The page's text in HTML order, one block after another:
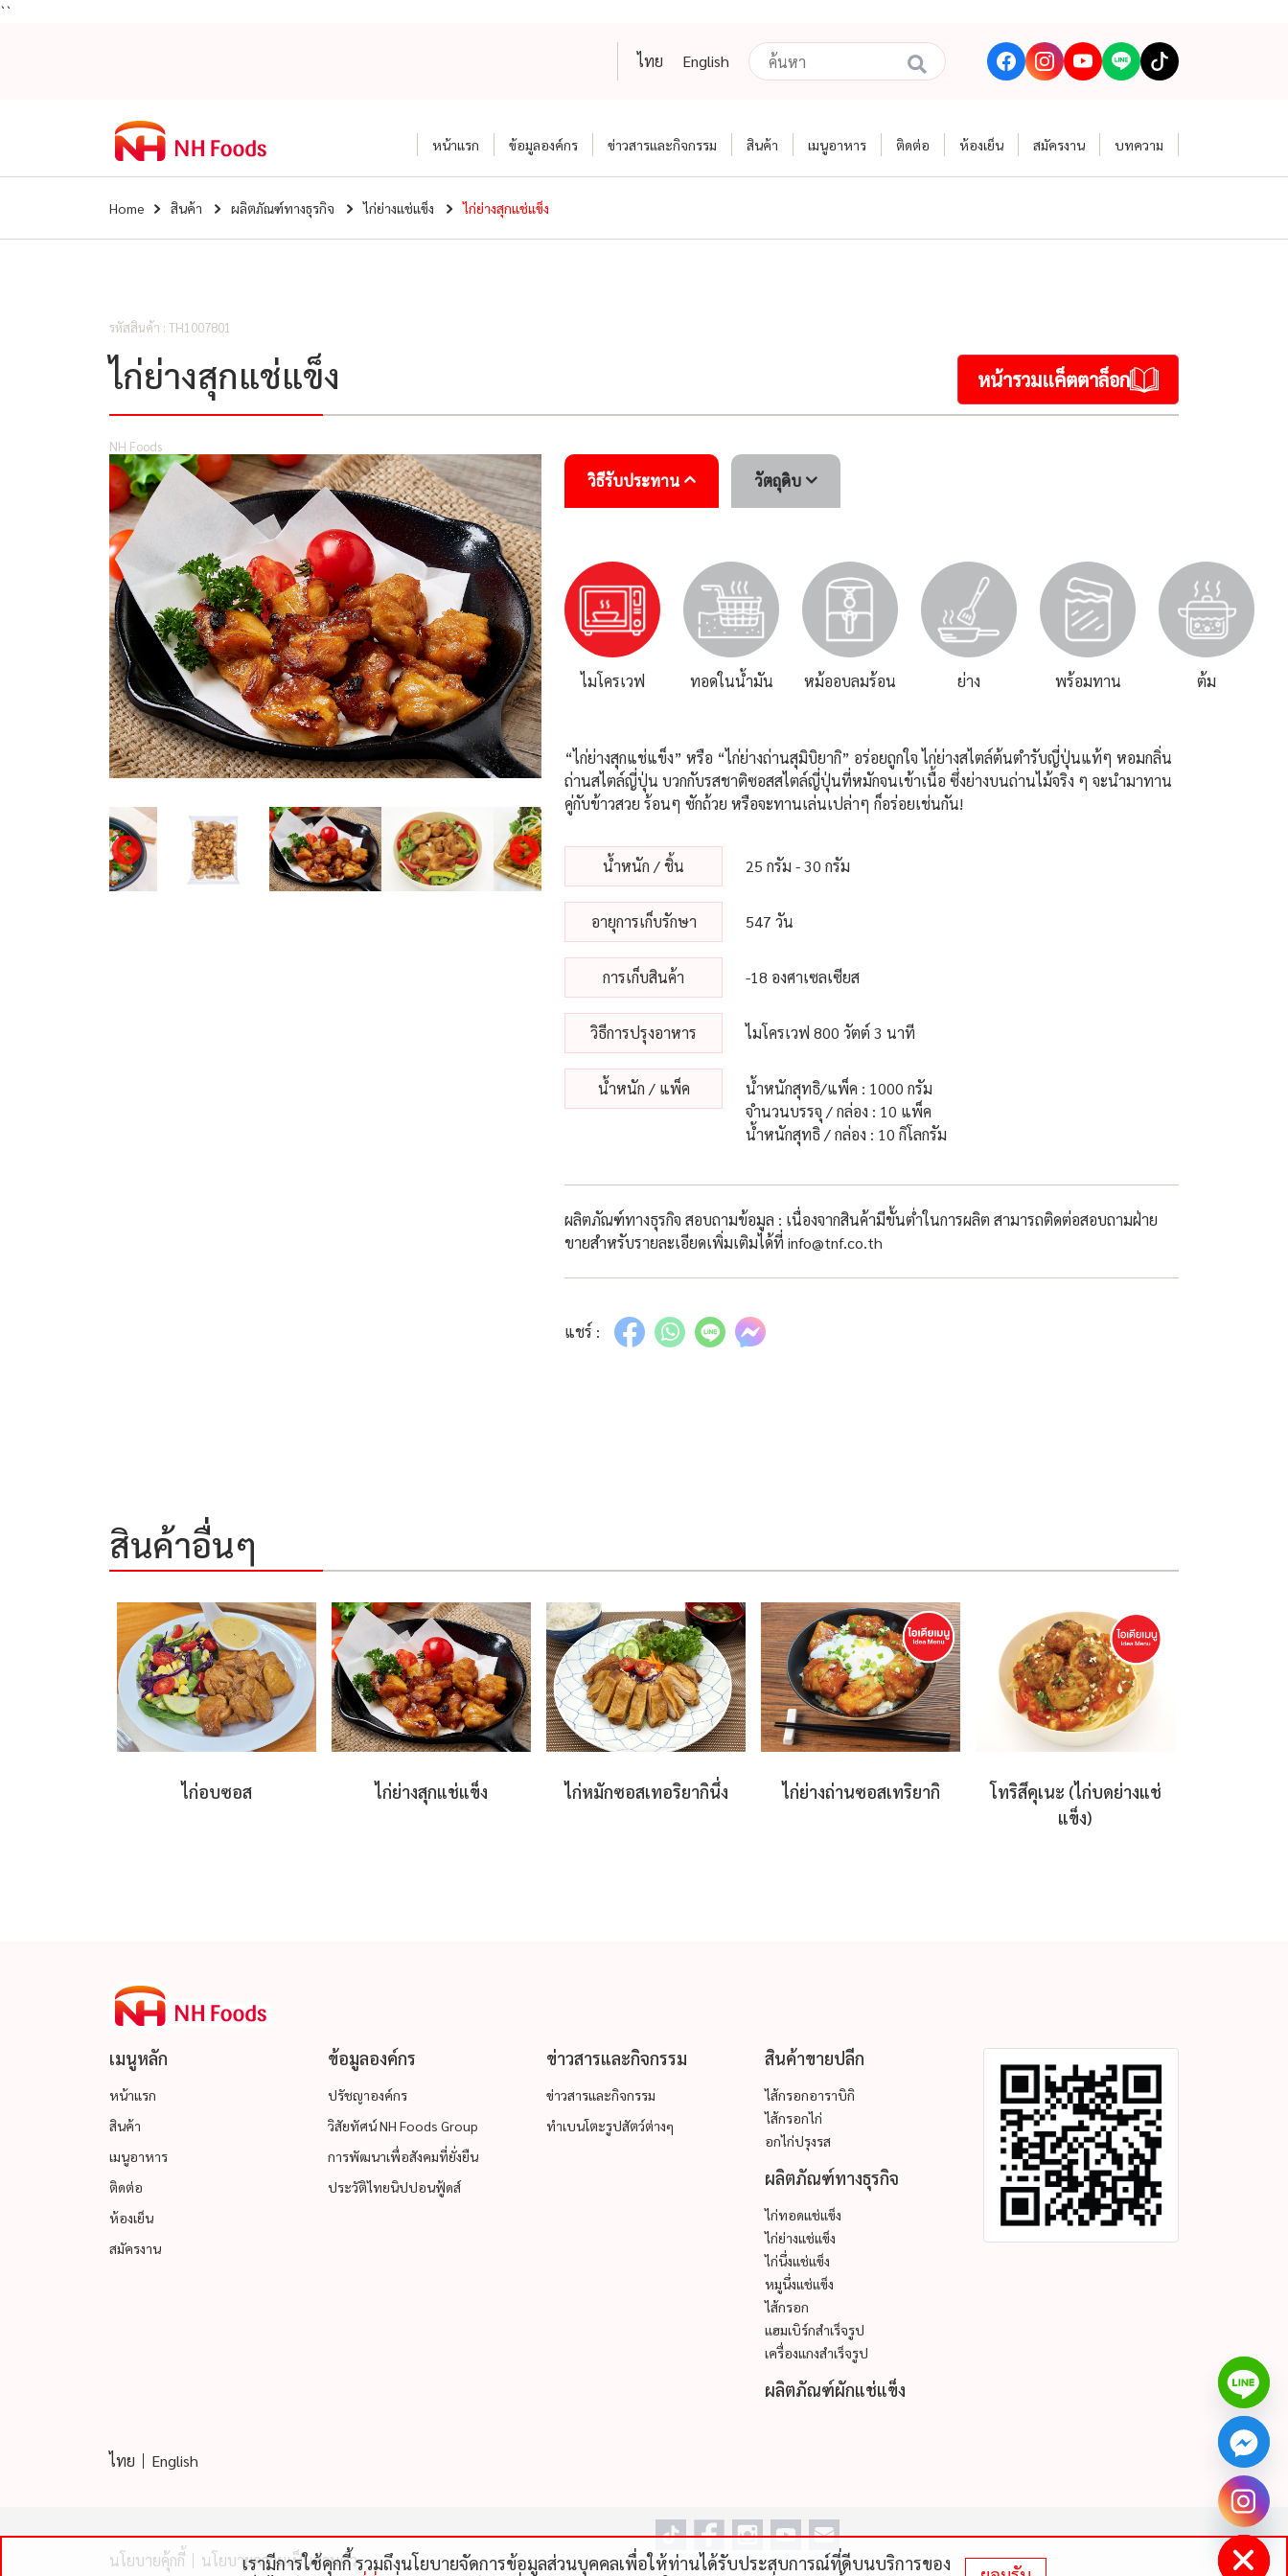
``
ไทย English
หน้าแรก ข้อมูลองค์กร ข่าวสารและกิจกรรม สินค้า เมนูอาหาร ติดต่อ ห้องเย็น สมัครงาน บทความ
Home สินค้า ผลิตภัณฑ์ทางธุรกิจ ไก่ย่างแช่แข็ง ไก่ย่างสุกแช่แข็ง
รหัสสินค้า : TH1007801
ไก่ย่างสุกแช่แข็ง หน้ารวมแค็ตตาล็อก
NH Foods
วิธีรับประทาน
ไมโครเวฟ ทอดในน้ำมัน หม้ออบลมร้อน ย่าง พร้อมทาน ต้ม
วัตถุดิบ
“ไก่ย่างสุกแช่แข็ง” หรือ “ไก่ย่างถ่านสุมิบิยากิ” อร่อยถูกใจ ไก่ย่างสไตล์ต้นตำรับญี่ปุ่นแท้ๆ หอมกลิ่น
ถ่านสไตล์ญี่ปุ่น บวกกับรสชาติซอสสไตล์ญี่ปุ่นที่หมักจนเข้าเนื้อ ซึ่งย่างบนถ่านไม้จริง ๆ จะนำมาทาน
คู่กับข้าวสวย ร้อนๆ ซักถ้วย หรือจะทานเล่นเปล่าๆ ก็อร่อยเช่นกัน!
น้ําหนัก / ชิ้น 25 กรัม - 30 กรัม
อายุการเก็บรักษา 547 วัน
การเก็บสินค้า -18 องศาเซลเซียส
วิธีการปรุงอาหาร ไมโครเวฟ 800 วัตต์ 3 นาที
น้ําหนัก / แพ็ค
น้ำหนักสุทธิ/แพ็ค : 1000 กรัม
จำนวนบรรจุ / กล่อง : 10 แพ็ค
น้ำหนักสุทธิ / กล่อง : 10 กิโลกรัม
ผลิตภัณฑ์ทางธุรกิจ สอบถามข้อมูล : เนื่องจากสินค้ามีขั้นต่ำในการผลิต สามารถติดต่อสอบถามฝ่าย
ขายสำหรับรายละเอียดเพิ่มเติมได้ที่ info@tnf.co.th
แชร์ :
สินค้าอื่นๆ
ไก่อบซอส ไก่ย่างสุกแช่แข็ง ไก่หมักซอสเทอริยากินึ่ง ไก่ย่างถ่านซอสเทริยากิ
โทริสึคุเนะ (ไก่บดย่างแช่
แข็ง)
เมนูหลัก
หน้าแรก
สินค้า
เมนูอาหาร
ติดต่อ
ห้องเย็น
สมัครงาน
ข้อมูลองค์กร
ปรัชญาองค์กร
วิสัยทัศน์ NH Foods Group
การพัฒนาเพื่อสังคมที่ยั่งยืน
ประวัติไทยนิปปอนฟู้ดส์
ข่าวสารและกิจกรรม
ข่าวสารและกิจกรรม
ทำเบนโตะรูปสัตว์ต่างๆ
สินค้าขายปลีก
ไส้กรอกอาราบิกิ
ไส้กรอกไก่
อกไก่ปรุงรส
ผลิตภัณฑ์ทางธุรกิจ
ไก่ทอดแช่แข็ง
ไก่ย่างแช่แข็ง
ไก่นึ่งแช่แข็ง
หมูนึ่งแช่แข็ง
ไส้กรอก
แฮมเบิร์กสำเร็จรูป
เครื่องแกงสำเร็จรูป
ผลิตภัณฑ์ผักแช่แข็ง
ไทย English
นโยบายคุ้กกี้ นโยบายความเป็นส่วนตัว
เรามีการใช้คุกกี้ รวมถึงนโยบายจัดการข้อมูลส่วนบุคคลเพื่อให้ท่านได้รับประสบการณ์ที่ดีบนบริการของ
Hide
chaty